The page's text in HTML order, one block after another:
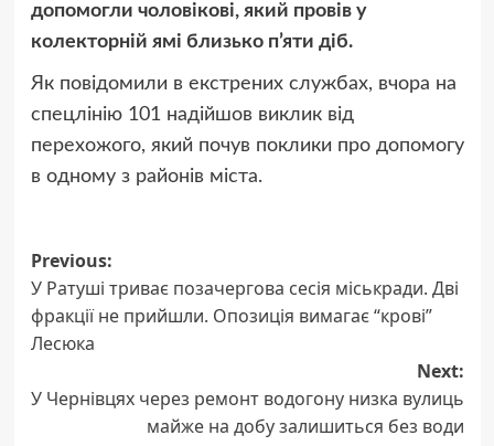
допомогли чоловікові, який провів у
колекторній ямі близько п’яти діб.
Як повідомили в екстрених службах, вчора на
спецлінію 101 надійшов виклик від
перехожого, який почув поклики про допомогу
в одному з районів міста.
Post
navigation
Previous:
У Ратуші триває позачергова сесія міськради. Дві
фракції не прийшли. Опозиція вимагає “крові”
Лесюка
Next:
У Чернівцях через ремонт водогону низка вулиць
майже на добу залишиться без води